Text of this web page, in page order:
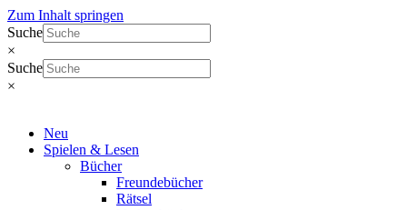
Zum Inhalt springen
Suche
×
Suche
×
Neu
Spielen & Lesen
Bücher
Freundebücher
Rätsel